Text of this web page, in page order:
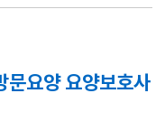
요양 요양보호사